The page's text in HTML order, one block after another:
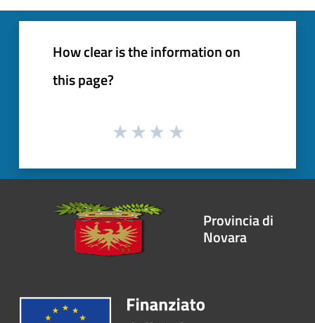
How clear is the information on
this page?
Provincia di
Novara